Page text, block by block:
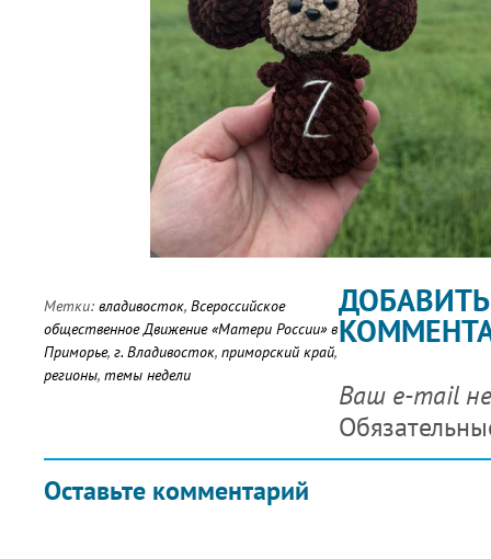
Метки: владивосток, Всероссийское
общественное Движение «Матери России» в
Приморье, г. Владивосток, приморский край,
регионы, темы недели
Оставьте комментарий
ДОБАВИТЬ
Ваш e-mail